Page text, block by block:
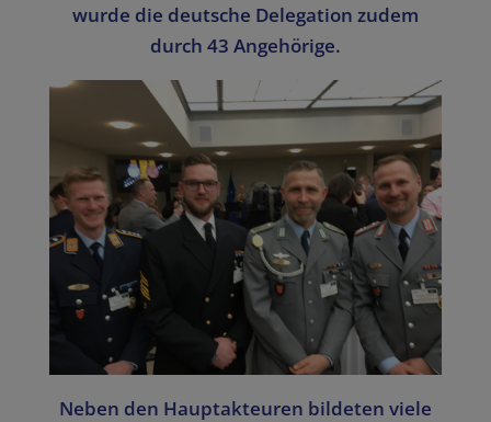
wurde die deutsche Delegation zudem
durch 43 Angehörige.
Neben den Hauptakteuren bildeten viele